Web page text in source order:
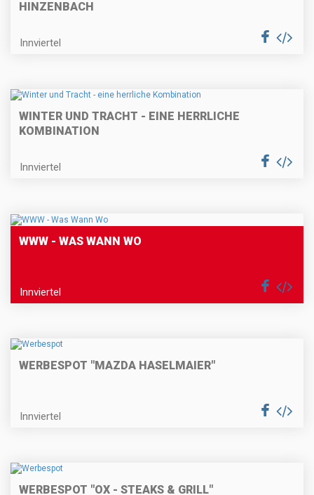
HINZENBACH
Innviertel
WINTER UND TRACHT - EINE HERRLICHE
KOMBINATION
Innviertel
WWW - WAS WANN WO
Innviertel
WERBESPOT "MAZDA HASELMAIER"
Innviertel
WERBESPOT "OX - STEAKS & GRILL"